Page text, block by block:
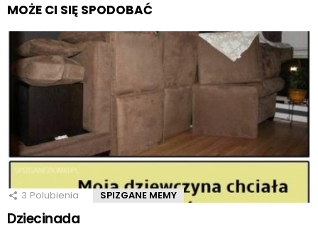
MOŻE CI SIĘ SPODOBAĆ
3 Polubienia SPIZGANE MEMY
Dziecinada